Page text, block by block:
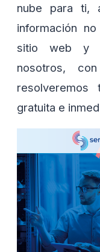
nube para ti,
información
sitio web y
nosotros,
gratuita e